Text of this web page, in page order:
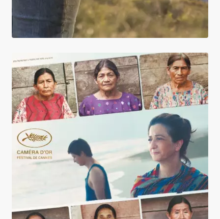
Nuestras Madres